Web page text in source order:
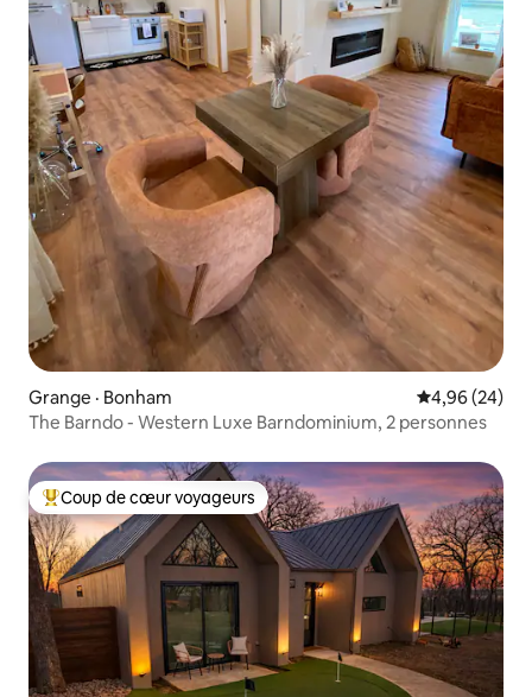
Grange · Bonham Note
4,96 (24)
The Barndo - Western Luxe Barndominium, 2 personnes
Coup de cœur voyageurs parmi les plus aimés
Coup de cœur voyageurs